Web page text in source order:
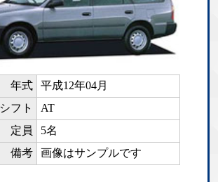
年式
平成12年04月
シフト
AT
定員
5名
備考
画像はサンプルです